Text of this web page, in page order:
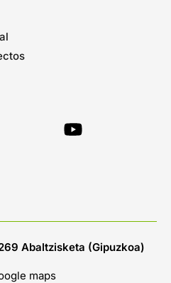
Abaltzisketa (Gipuzkoa)
maps